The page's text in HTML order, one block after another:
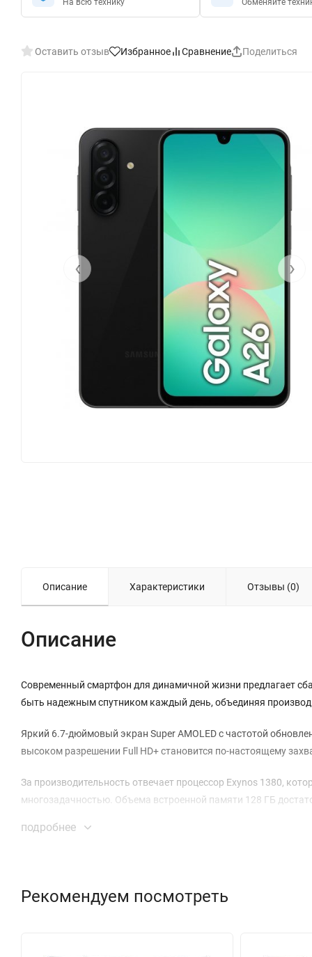
На всю технику Обменяйте
Оставить отзыв Избранное Сравнение Поделиться
‹ ›
Описание Характеристики Отзывы (0)
Описание
Современный смартфон для динамичной жизни предлагает
быть надежным спутником каждый день, объединяя
Яркий 6.7-дюймовый экран Super AMOLED с частотой
высоком разрешении Full HD+ становится по-настоящему
За производительность отвечает процессор Exynos 1380,
многозадачностью. Объема встроенной памяти 128 ГБ
Основная тройная камера с главным сенсором на 50 МП
Запись видео доступна в кинематографичном качестве 4K,
подробнее
Рекомендуем посмотреть